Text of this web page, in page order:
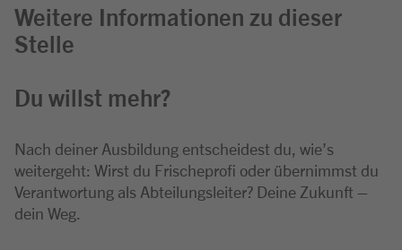
Weitere Informationen zu dieser
Stelle
Du willst mehr?
Nach deiner Ausbildung entscheidest du, wie’s
weitergeht: Wirst du Frischeprofi oder übernimmst du
Verantwortung als Abteilungsleiter? Deine Zukunft –
dein Weg.